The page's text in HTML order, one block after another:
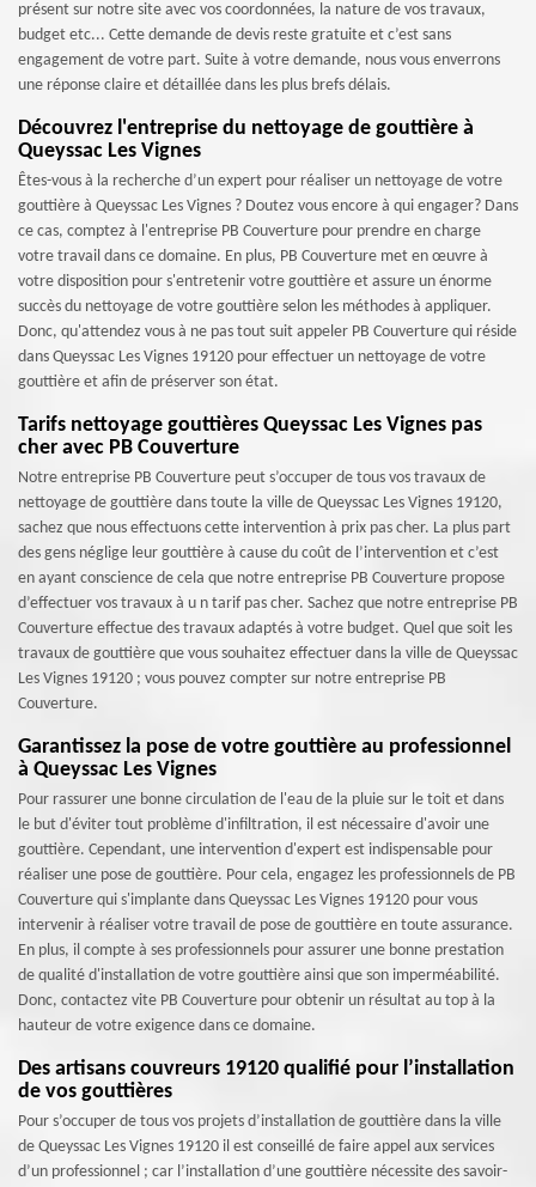
présent sur notre site avec vos coordonnées, la nature de vos travaux,
budget etc... Cette demande de devis reste gratuite et c’est sans
engagement de votre part. Suite à votre demande, nous vous enverrons
une réponse claire et détaillée dans les plus brefs délais.
Découvrez l'entreprise du nettoyage de gouttière à
Queyssac Les Vignes
Êtes-vous à la recherche d’un expert pour réaliser un nettoyage de votre
gouttière à Queyssac Les Vignes ? Doutez vous encore à qui engager? Dans
ce cas, comptez à l'entreprise PB Couverture pour prendre en charge
votre travail dans ce domaine. En plus, PB Couverture met en œuvre à
votre disposition pour s'entretenir votre gouttière et assure un énorme
succès du nettoyage de votre gouttière selon les méthodes à appliquer.
Donc, qu'attendez vous à ne pas tout suit appeler PB Couverture qui réside
dans Queyssac Les Vignes 19120 pour effectuer un nettoyage de votre
gouttière et afin de préserver son état.
Tarifs nettoyage gouttières Queyssac Les Vignes pas
cher avec PB Couverture
Notre entreprise PB Couverture peut s’occuper de tous vos travaux de
nettoyage de gouttière dans toute la ville de Queyssac Les Vignes 19120,
sachez que nous effectuons cette intervention à prix pas cher. La plus part
des gens néglige leur gouttière à cause du coût de l’intervention et c’est
en ayant conscience de cela que notre entreprise PB Couverture propose
d’effectuer vos travaux à u n tarif pas cher. Sachez que notre entreprise PB
Couverture effectue des travaux adaptés à votre budget. Quel que soit les
travaux de gouttière que vous souhaitez effectuer dans la ville de Queyssac
Les Vignes 19120 ; vous pouvez compter sur notre entreprise PB
Couverture.
Garantissez la pose de votre gouttière au professionnel
à Queyssac Les Vignes
Pour rassurer une bonne circulation de l'eau de la pluie sur le toit et dans
le but d'éviter tout problème d'infiltration, il est nécessaire d'avoir une
gouttière. Cependant, une intervention d'expert est indispensable pour
réaliser une pose de gouttière. Pour cela, engagez les professionnels de PB
Couverture qui s'implante dans Queyssac Les Vignes 19120 pour vous
intervenir à réaliser votre travail de pose de gouttière en toute assurance.
En plus, il compte à ses professionnels pour assurer une bonne prestation
de qualité d'installation de votre gouttière ainsi que son imperméabilité.
Donc, contactez vite PB Couverture pour obtenir un résultat au top à la
hauteur de votre exigence dans ce domaine.
Des artisans couvreurs 19120 qualifié pour l’installation
de vos gouttières
Pour s’occuper de tous vos projets d’installation de gouttière dans la ville
de Queyssac Les Vignes 19120 il est conseillé de faire appel aux services
d’un professionnel ; car l’installation d’une gouttière nécessite des savoir-